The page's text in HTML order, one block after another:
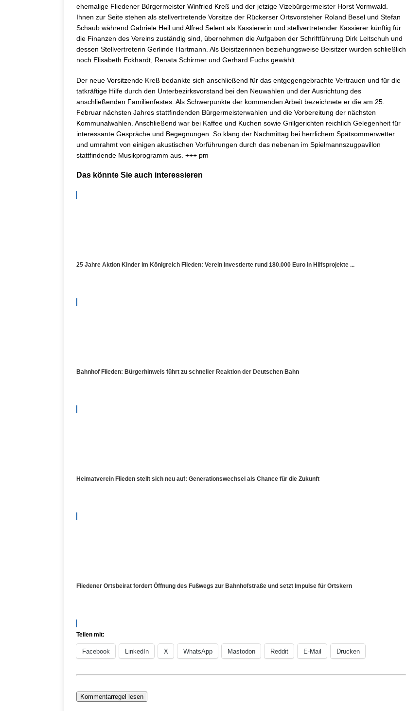
ehemalige Fliedener Bürgermeister Winfried Kreß und der jetzige Vizebürgermeister Horst Vormwald.
Ihnen zur Seite stehen als stellvertretende Vorsitze der Rückerser Ortsvorsteher Roland Besel und Stefan
Schaub während Gabriele Heil und Alfred Selent als Kassiererin und stellvertretender Kassierer künftig für
die Finanzen des Vereins zuständig sind, übernehmen die Aufgaben der Schriftführung Dirk Leitschuh und
dessen Stellvertreterin Gerlinde Hartmann. Als Beisitzerinnen beziehungsweise Beisitzer wurden schließlich
noch Elisabeth Eckhardt, Renata Schirmer und Gerhard Fuchs gewählt.
Der neue Vorsitzende Kreß bedankte sich anschließend für das entgegengebrachte Vertrauen und für die
tatkräftige Hilfe durch den Unterbezirksvorstand bei den Neuwahlen und der Ausrichtung des
anschließenden Familienfestes. Als Schwerpunkte der kommenden Arbeit bezeichnete er die am 25.
Februar nächsten Jahres stattfindenden Bürgermeisterwahlen und die Vorbereitung der nächsten
Kommunalwahlen. Anschließend war bei Kaffee und Kuchen sowie Grillgerichten reichlich Gelegenheit für
interessante Gespräche und Begegnungen. So klang der Nachmittag bei herrlichem Spätsommerwetter
und umrahmt von einigen akustischen Vorführungen durch das nebenan im Spielmannszugpavillon
stattfindende Musikprogramm aus. +++ pm
Das könnte Sie auch interessieren
25 Jahre Aktion Kinder im Königreich Flieden: Verein investierte rund 180.000 Euro in Hilfsprojekte ...
Bahnhof Flieden: Bürgerhinweis führt zu schneller Reaktion der Deutschen Bahn
Heimatverein Flieden stellt sich neu auf: Generationswechsel als Chance für die Zukunft
Fliedener Ortsbeirat fordert Öffnung des Fußwegs zur Bahnhofstraße und setzt Impulse für Ortskern
Teilen mit:
Facebook LinkedIn X WhatsApp Mastodon Reddit E-Mail Drucken
Kommentarregel lesen